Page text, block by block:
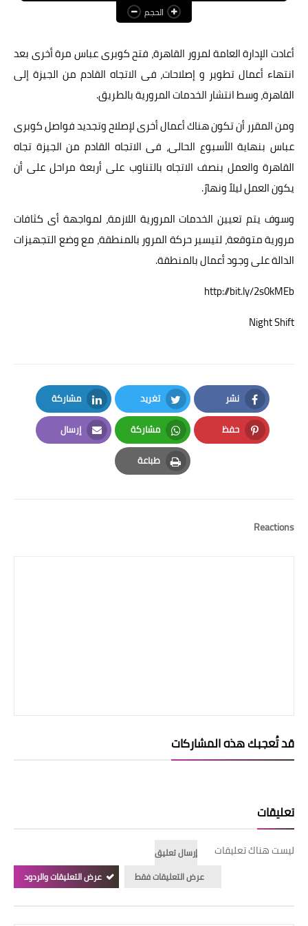
عالم المرأة
فن وثقافة
أخبار مصر
أخبار عربية
أخبار النجوم
أخبار العالم
الحجم
أعادت اﻹدارة العامة لمرور القاهرة، فتح كوبرى عباس مرة أخرى بعد
انتهاء أعمال تطوير و إصلاحات، فى الاتجاه القادم من الجيزة إلى
القاهرة، وسط انتشار الخدمات المرورية بالطريق.
ومن المقرر أن تكون هناك أعمال أخرى ﻹصلاح وتجديد فواصل كوبرى
عباس بنهاية اﻷسبوع الحالى، فى الاتجاه القادم من الجيزة تجاه
القاهرة والعمل بنصف الاتجاه بالتناوب على أربعة مراحل على أن
يكون العمل ليلاً ونهارً.
وسوف يتم تعيين الخدمات المرورية اللازمة، لمواجهة أى كثافات
مرورية متوقعة، لتيسير حركة المرور بالمنطقة، مع وضع التجهيزات
الدالة على وجود أعمال بالمنطقة.
http://bit.ly/2s0kMEb
Night Shift
نشر
Facebook
تغريد
Twitter
مشاركة
LinkedIn
حفظ
Pinterest
مشاركة
Whatsapp
إرسال
Email
طباعة
Print
Reactions
قد تُعجبك هذه المشاركات
تعليقات
ليست هناك تعليقات
إرسال تعليق
عرض التعليقات فقط
عرض التعليقات والردود